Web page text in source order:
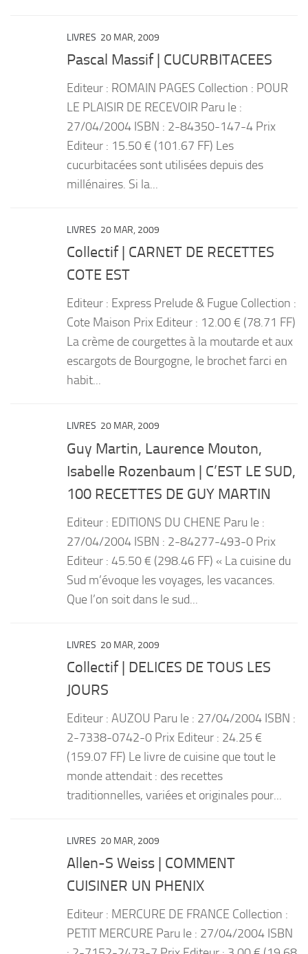
LIVRES 20 MAR, 2009
Pascal Massif | CUCURBITACEES
Editeur : ROMAIN PAGES Collection : POUR
LE PLAISIR DE RECEVOIR Paru le :
27/04/2004 ISBN : 2-84350-147-4 Prix
Editeur : 15.50 € (101.67 FF) Les
cucurbitacées sont utilisées depuis des
millénaires. Si la...
LIVRES 20 MAR, 2009
Collectif | CARNET DE RECETTES
COTE EST
Editeur : Express Prelude & Fugue Collection :
Cote Maison Prix Editeur : 12.00 € (78.71 FF)
La crème de courgettes à la moutarde et aux
escargots de Bourgogne, le brochet farci en
habit...
LIVRES 20 MAR, 2009
Guy Martin, Laurence Mouton,
Isabelle Rozenbaum | C’EST LE SUD,
100 RECETTES DE GUY MARTIN
Editeur : EDITIONS DU CHENE Paru le :
27/04/2004 ISBN : 2-84277-493-0 Prix
Editeur : 45.50 € (298.46 FF) « La cuisine du
Sud m’évoque les voyages, les vacances.
Que l’on soit dans le sud...
LIVRES 20 MAR, 2009
Collectif | DELICES DE TOUS LES
JOURS
Editeur : AUZOU Paru le : 27/04/2004 ISBN :
2-7338-0742-0 Prix Editeur : 24.25 €
(159.07 FF) Le livre de cuisine que tout le
monde attendait : des recettes
traditionnelles, variées et originales pour...
LIVRES 20 MAR, 2009
Allen-S Weiss | COMMENT
CUISINER UN PHENIX
Editeur : MERCURE DE FRANCE Collection :
PETIT MERCURE Paru le : 27/04/2004 ISBN